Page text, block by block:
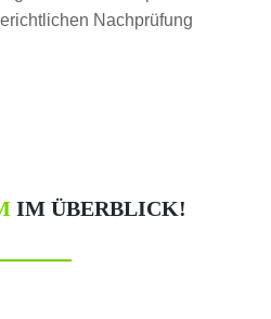
Nachprüfung
IM ÜBERBLICK!